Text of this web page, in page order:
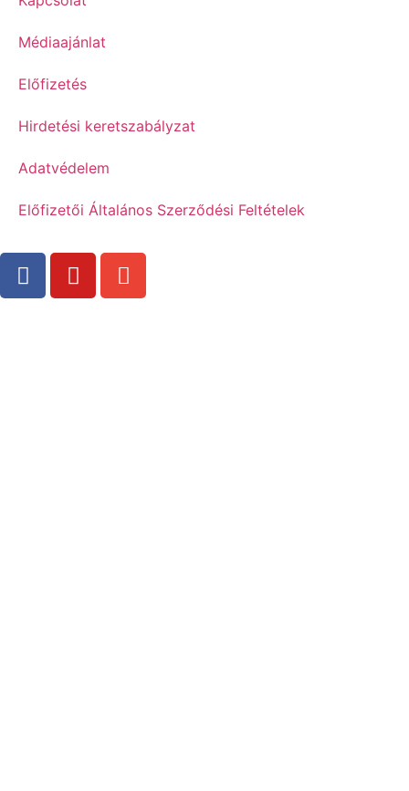
Médiaajánlat
Előfizetés
Hirdetési keretszabályzat
Adatvédelem
Előfizetői Általános Szerződési Feltételek